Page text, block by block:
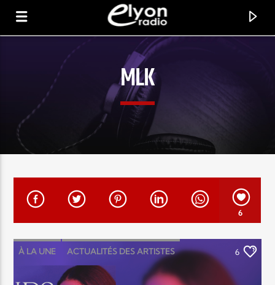
RADIO ELYON
POSITIVE ET ENCOURAGEANTE !
MLK
6
À LA UNE ACTUALITÉS DES ARTISTES
CATÉGORIES LOUANGE MUSIC MUSIC
6